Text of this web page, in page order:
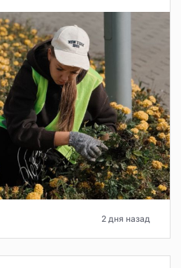
2 дня назад